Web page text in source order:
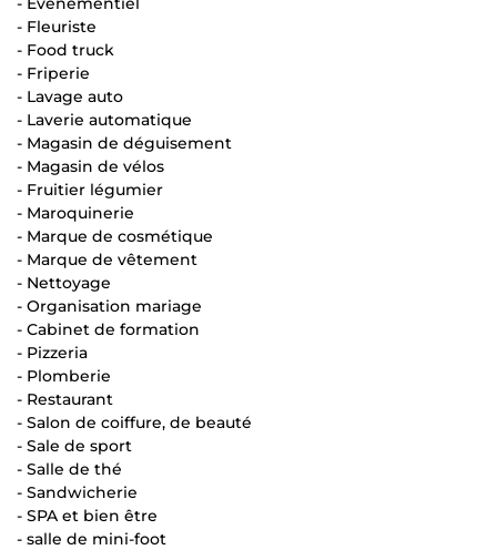
- Fleuriste
- Food truck
- Friperie
- Lavage auto
- Laverie automatique
- Magasin de déguisement
- Magasin de vélos
- Fruitier légumier
- Maroquinerie
- Marque de cosmétique
- Marque de vêtement
- Nettoyage
- Organisation mariage
- Cabinet de formation
- Pizzeria
- Plomberie
- Restaurant
- Salon de coiffure, de beauté
- Sale de sport
- Salle de thé
- Sandwicherie
- SPA et bien être
- salle de mini-foot